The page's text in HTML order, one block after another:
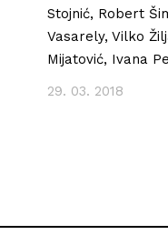
Stojnić, Robert
Vasarely, Vilko
Mijatović, Ivana
29. 03. 2018